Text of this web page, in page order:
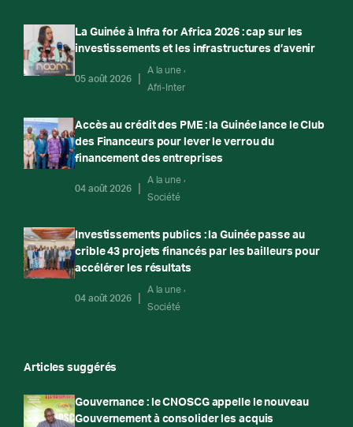
La Guinée à Infra for Africa 2026 : cap sur les
investissements et les infrastructures d’avenir
05 août 2026
A la une
Afri-Inter
Accès au crédit des PME : la Guinée lance le Club
des Financeurs pour lever le verrou du
financement des entreprises
04 août 2026
A la une
Société
Investissements publics : la Guinée passe au
crible 43 projets financés par les bailleurs pour
accélérer les résultats
04 août 2026
A la une
Société
Articles suggérés
Gouvernance : le CNOSCG appelle le nouveau
Gouvernement à consolider les acquis